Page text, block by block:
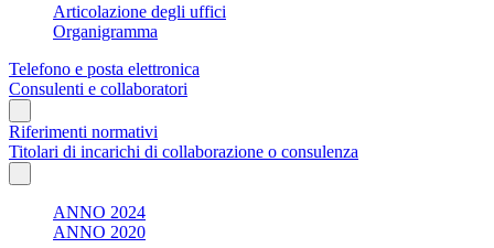
Articolazione degli uffici
Organigramma
Telefono e posta elettronica
Consulenti e collaboratori
Riferimenti normativi
Titolari di incarichi di collaborazione o consulenza
ANNO 2024
ANNO 2020